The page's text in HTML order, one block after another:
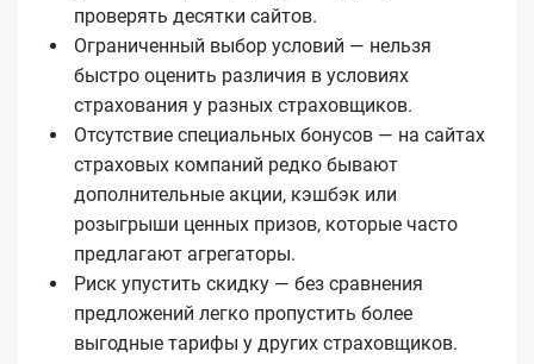
проверять десятки сайтов.
Ограниченный выбор условий — нельзя
быстро оценить различия в условиях
страхования у разных страховщиков.
Отсутствие специальных бонусов — на сайтах
страховых компаний редко бывают
дополнительные акции, кэшбэк или
розыгрыши ценных призов, которые часто
предлагают агрегаторы.
Риск упустить скидку — без сравнения
предложений легко пропустить более
выгодные тарифы у других страховщиков.